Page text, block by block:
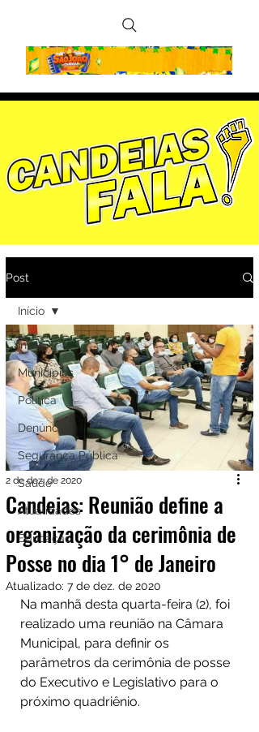
Post
Início
Municípios
Política
Denúncias
Segurança Pública
Saúde
Atualidades
Educação
Início
Candeias: Reunião define a
organização da cerimônia de
Posse no dia 1° de Janeiro⠀
2 de dez. de 2020
Atualizado: 7 de dez. de 2020
Na manhã desta quarta-feira (2), foi
realizado uma reunião na Câmara
Municipal, para definir os
parâmetros da cerimônia de posse
do Executivo e Legislativo para o
próximo quadriênio.⠀